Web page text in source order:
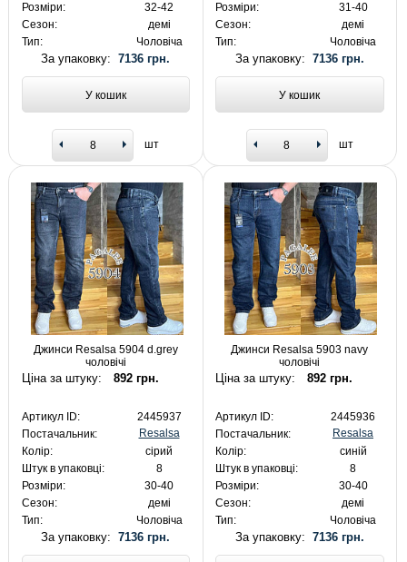
Розміри:
32-42
Сезон:
демі
Тип:
Чоловіча
За упаковку:7136 грн.
У кошик
шт
Розміри:
31-40
Сезон:
демі
Тип:
Чоловіча
За упаковку: 7136 грн.
У кошик
шт
Джинси Resalsa 5904 d.grey
чоловічі
Ціна за штуку: 892 грн.
Артикул ID:
2445937
Постачальник:
Resalsa
Колір:
сірий
Штук в упаковці:
8
Розміри:
30-40
Сезон:
демі
Тип:
Чоловіча
За упаковку:7136 грн.
Джинси Resalsa 5903 navy
чоловічі
Ціна за штуку: 892 грн.
Артикул ID:
2445936
Постачальник:
Resalsa
Колір:
синій
Штук в упаковці:
8
Розміри:
30-40
Сезон:
демі
Тип:
Чоловіча
За упаковку: 7136 грн.